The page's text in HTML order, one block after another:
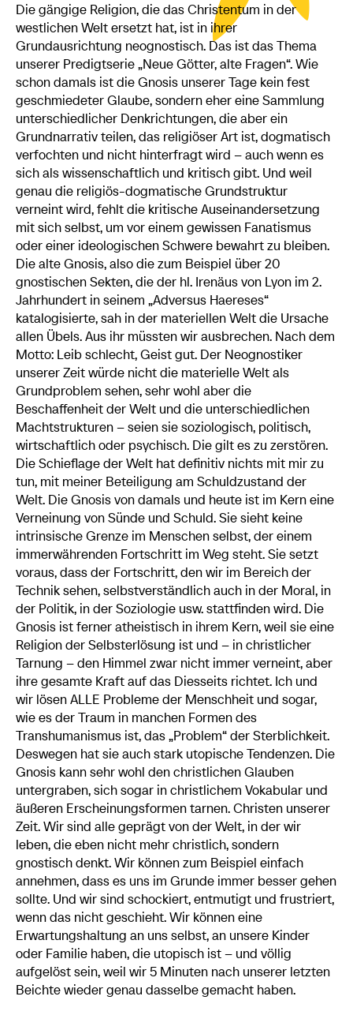
Die gängige Religion, die das Christentum in der
westlichen Welt ersetzt hat, ist in ihrer
Grundausrichtung neognostisch. Das ist das Thema
unserer Predigtserie „Neue Götter, alte Fragen“. Wie
schon damals ist die Gnosis unserer Tage kein fest
geschmiedeter Glaube, sondern eher eine Sammlung
unterschiedlicher Denkrichtungen, die aber ein
Grundnarrativ teilen, das religiöser Art ist, dogmatisch
verfochten und nicht hinterfragt wird – auch wenn es
sich als wissenschaftlich und kritisch gibt. Und weil
genau die religiös-dogmatische Grundstruktur
verneint wird, fehlt die kritische Auseinandersetzung
mit sich selbst, um vor einem gewissen Fanatismus
oder einer ideologischen Schwere bewahrt zu bleiben.
Die alte Gnosis, also die zum Beispiel über 20
gnostischen Sekten, die der hl. Irenäus von Lyon im 2.
Jahrhundert in seinem „Adversus Haereses“
katalogisierte, sah in der materiellen Welt die Ursache
allen Übels. Aus ihr müssten wir ausbrechen. Nach dem
Motto: Leib schlecht, Geist gut. Der Neognostiker
unserer Zeit würde nicht die materielle Welt als
Grundproblem sehen, sehr wohl aber die
Beschaffenheit der Welt und die unterschiedlichen
Machtstrukturen – seien sie soziologisch, politisch,
wirtschaftlich oder psychisch. Die gilt es zu zerstören.
Die Schieflage der Welt hat definitiv nichts mit mir zu
tun, mit meiner Beteiligung am Schuldzustand der
Welt. Die Gnosis von damals und heute ist im Kern eine
Verneinung von Sünde und Schuld. Sie sieht keine
intrinsische Grenze im Menschen selbst, der einem
immerwährenden Fortschritt im Weg steht. Sie setzt
voraus, dass der Fortschritt, den wir im Bereich der
Technik sehen, selbstverständlich auch in der Moral, in
der Politik, in der Soziologie usw. stattfinden wird. Die
Gnosis ist ferner atheistisch in ihrem Kern, weil sie eine
Religion der Selbsterlösung ist und – in christlicher
Tarnung – den Himmel zwar nicht immer verneint, aber
ihre gesamte Kraft auf das Diesseits richtet. Ich und
wir lösen ALLE Probleme der Menschheit und sogar,
wie es der Traum in manchen Formen des
Transhumanismus ist, das „Problem“ der Sterblichkeit.
Deswegen hat sie auch stark utopische Tendenzen. Die
Gnosis kann sehr wohl den christlichen Glauben
untergraben, sich sogar in christlichem Vokabular und
äußeren Erscheinungsformen tarnen. Christen unserer
Zeit. Wir sind alle geprägt von der Welt, in der wir
leben, die eben nicht mehr christlich, sondern
gnostisch denkt. Wir können zum Beispiel einfach
annehmen, dass es uns im Grunde immer besser gehen
sollte. Und wir sind schockiert, entmutigt und frustriert,
wenn das nicht geschieht. Wir können eine
Erwartungshaltung an uns selbst, an unsere Kinder
oder Familie haben, die utopisch ist – und völlig
aufgelöst sein, weil wir 5 Minuten nach unserer letzten
Beichte wieder genau dasselbe gemacht haben.